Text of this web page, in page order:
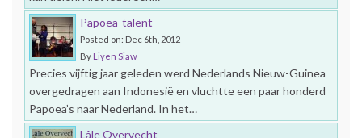
Papoea-talent
Posted on: Dec 6th, 2012
By Liyen Siaw
Precies vijftig jaar geleden werd Nederlands Nieuw-Guinea
overgedragen aan Indonesië en vluchtte een paar honderd
Papoea’s naar Nederland. In het…
Lâle Overvecht